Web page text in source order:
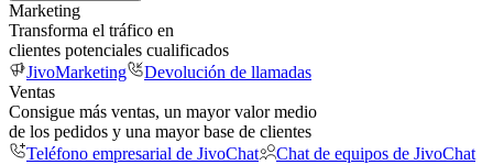
Marketing
Transforma el tráfico en
clientes potenciales cualificados
JivoMarketing
Devolución de llamadas
Ventas
Consigue más ventas, un mayor valor medio
de los pedidos y una mayor base de clientes
Teléfono empresarial de JivoChat
Chat de equipos de JivoChat